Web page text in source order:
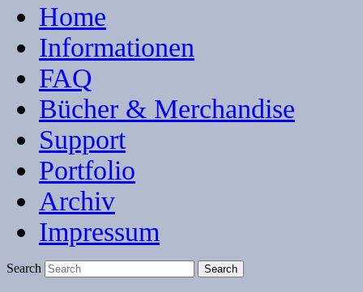
Home
Informationen
FAQ
Bücher & Merchandise
Support
Portfolio
Archiv
Impressum
Search